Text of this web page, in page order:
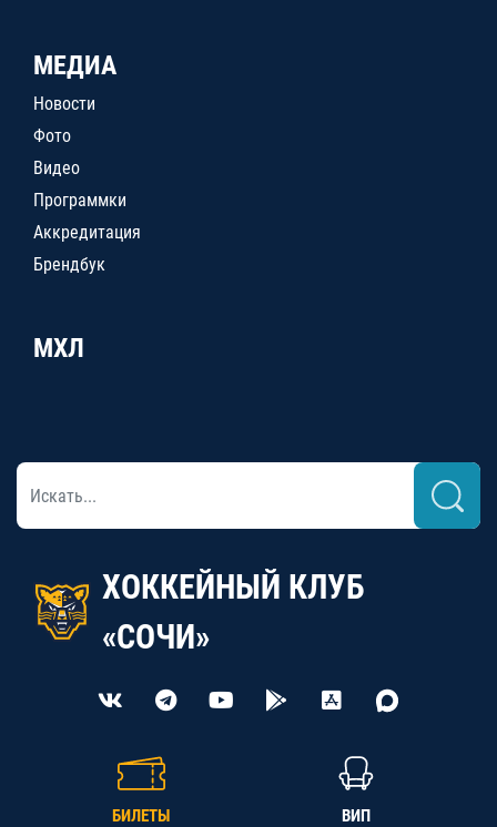
МЕДИА
Новости
Фото
Видео
Программки
Аккредитация
Брендбук
МХЛ
ХОККЕЙНЫЙ КЛУБ
«СОЧИ»
БИЛЕТЫ ВИП